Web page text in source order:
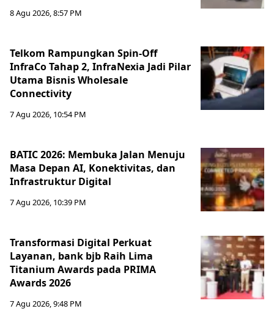
8 Agu 2026, 8:57 PM
Telkom Rampungkan Spin-Off
InfraCo Tahap 2, InfraNexia Jadi Pilar
Utama Bisnis Wholesale
Connectivity
7 Agu 2026, 10:54 PM
BATIC 2026: Membuka Jalan Menuju
Masa Depan AI, Konektivitas, dan
Infrastruktur Digital
7 Agu 2026, 10:39 PM
Transformasi Digital Perkuat
Layanan, bank bjb Raih Lima
Titanium Awards pada PRIMA
Awards 2026
7 Agu 2026, 9:48 PM